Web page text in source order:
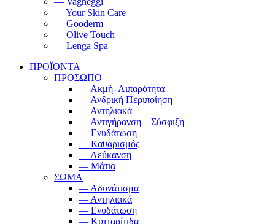
— Your Skin Care
— Gooderm
— Olive Touch
— Lenga Spa
ΠΡΟΪΟΝΤΑ
ΠΡΟΣΩΠΟ
— Ακμή- Λιπαρότητα
— Ανδρική Περιποίηση
— Αντηλιακά
— Αντιγήρανση – Σύσφιξη
— Ενυδάτωση
— Καθαρισμός
— Λεύκανση
— Μάτια
ΣΩΜΑ
— Αδυνάτισμα
— Αντηλιακά
— Ενυδάτωση
— Κυτταρίτιδα